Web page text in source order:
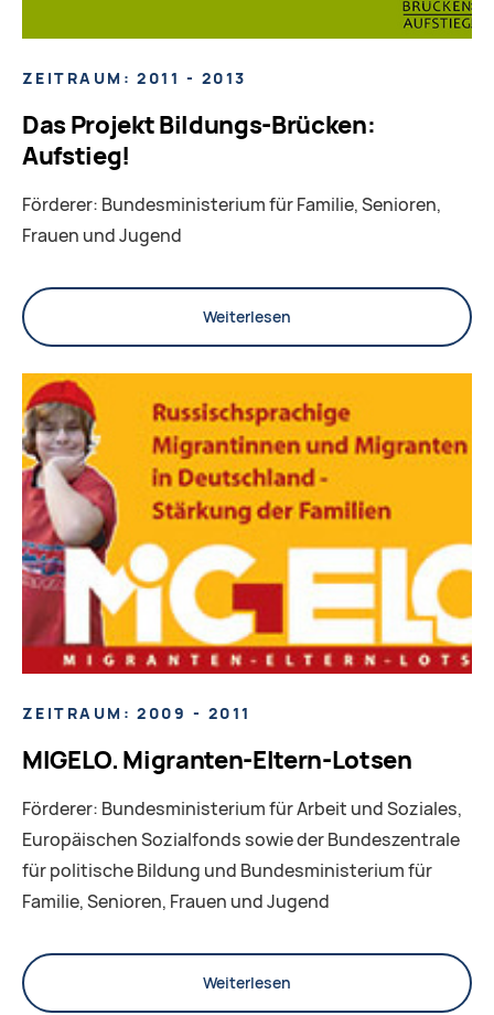
ZEITRAUM: 2011 - 2013
Das Projekt Bildungs-Brücken:
Aufstieg!
Förderer: Bundesministerium für Familie, Senioren,
Frauen und Jugend
Weiterlesen
ZEITRAUM: 2009 - 2011
MIGELO. Migranten-Eltern-Lotsen
Förderer: Bundesministerium für Arbeit und Soziales,
Europäischen Sozialfonds sowie der Bundeszentrale
für politische Bildung und Bundesministerium für
Familie, Senioren, Frauen und Jugend
Weiterlesen